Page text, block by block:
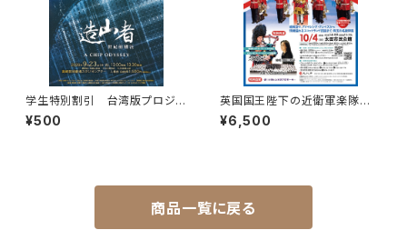
学生特別割引 台湾版プロジェ
クトX「造山者」一枚のチップが、
世界を変える―ドキュメンタリー
¥500
英国国王陛下の近衛軍楽隊 S
席 ご希望の席をご指定くださ
い。
¥6,500
商品一覧に戻る